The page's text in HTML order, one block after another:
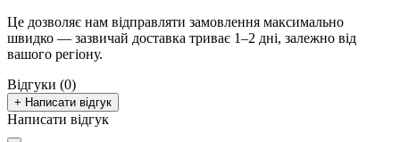
Це дозволяє нам відправляти замовлення максимально
швидко — зазвичай доставка триває 1–2 дні, залежно від
вашого регіону.
Відгуки (0)
+ Написати відгук
Написати відгук